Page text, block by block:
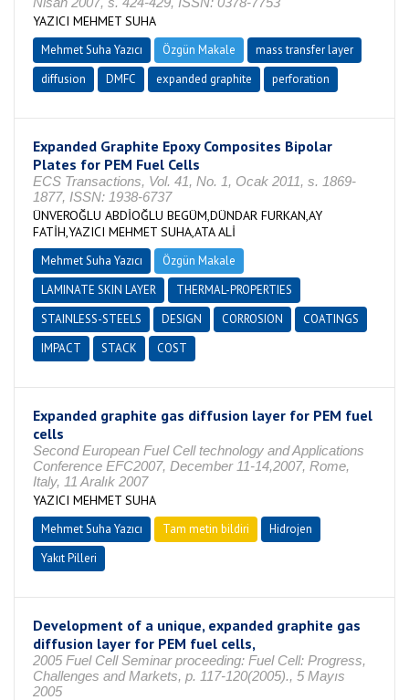
YAZICI MEHMET SUHA
Mehmet Suha Yazıcı Özgün Makale
mass transfer layer
diffusion
DMFC expanded graphite perforation
Expanded Graphite Epoxy Composites Bipolar
Plates for PEM Fuel Cells
ECS Transactions, Vol. 41, No. 1, Ocak 2011, s. 1869-
1877, ISSN: 1938-6737
ÜNVEROĞLU ABDİOĞLU BEGÜM,DÜNDAR FURKAN,AY
FATİH,YAZICI MEHMET SUHA,ATA ALİ
Mehmet Suha Yazıcı
Özgün Makale
LAMINATE SKIN LAYER
THERMAL-PROPERTIES
STAINLESS-STEELS
DESIGN CORROSION
COATINGS
IMPACT
STACK COST
Expanded graphite gas diffusion layer for PEM fuel
cells
Second European Fuel Cell technology and Applications
Conference EFC2007, December 11-14,2007, Rome,
Italy, 11 Aralık 2007
YAZICI MEHMET SUHA
Mehmet Suha Yazıcı Tam metin bildiri
Hidrojen
Yakıt Pilleri
Development of a unique, expanded graphite gas
diffusion layer for PEM fuel cells,
2005 Fuel Cell Seminar proceeding: Fuel Cell: Progress,
Challenges and Markets, p. 117-120(2005)., 5 Mayıs
2005